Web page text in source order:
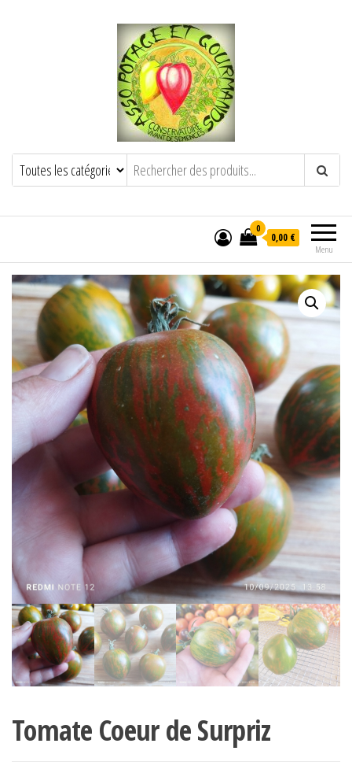
POTAGE ET GOURMANDSSemence paysanne naturelle
——————————————-
Menu
0
0,00 €
Tomate Coeur de Surpriz